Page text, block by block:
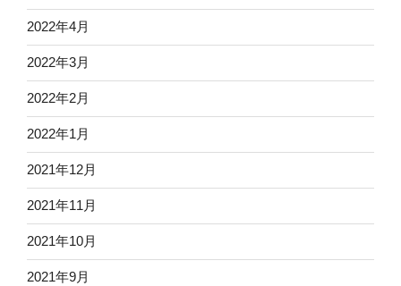
2022年4月
2022年3月
2022年2月
2022年1月
2021年12月
2021年11月
2021年10月
2021年9月